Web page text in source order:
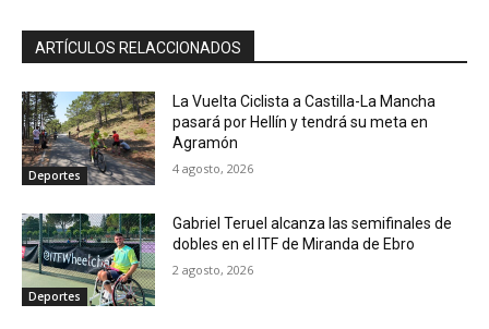
ARTÍCULOS RELACCIONADOS
Deportes
La Vuelta Ciclista a Castilla-La Mancha
pasará por Hellín y tendrá su meta en
Agramón
4 agosto, 2026
Deportes
Gabriel Teruel alcanza las semifinales de
dobles en el ITF de Miranda de Ebro
2 agosto, 2026